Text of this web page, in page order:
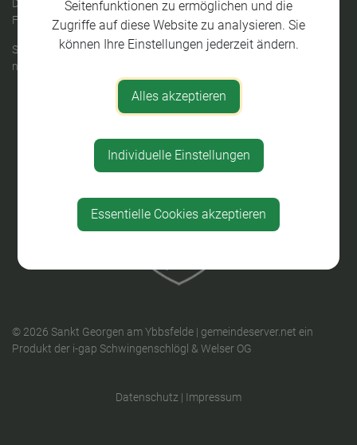
Donnerstag: kein Parteienverkehr
Freitag: 08:00 - 12:00 Uhr
Sprechstunden des Bürgermeisters:
nach telefonischer Vereinbarung
© 2026 Sankt Georgen am Ybbsfelde | gemeindeserver.net ein
Produkt der i-gap Schwingenschlögl & Welser OG
Datenschutz | Impressum
Seitenfunktionen zu ermöglichen und die
Zugriffe auf diese Website zu analysieren. Sie
können Ihre Einstellungen jederzeit ändern.
Alles akzeptieren
Individuelle Einstellungen
Essentielle Cookies akzeptieren